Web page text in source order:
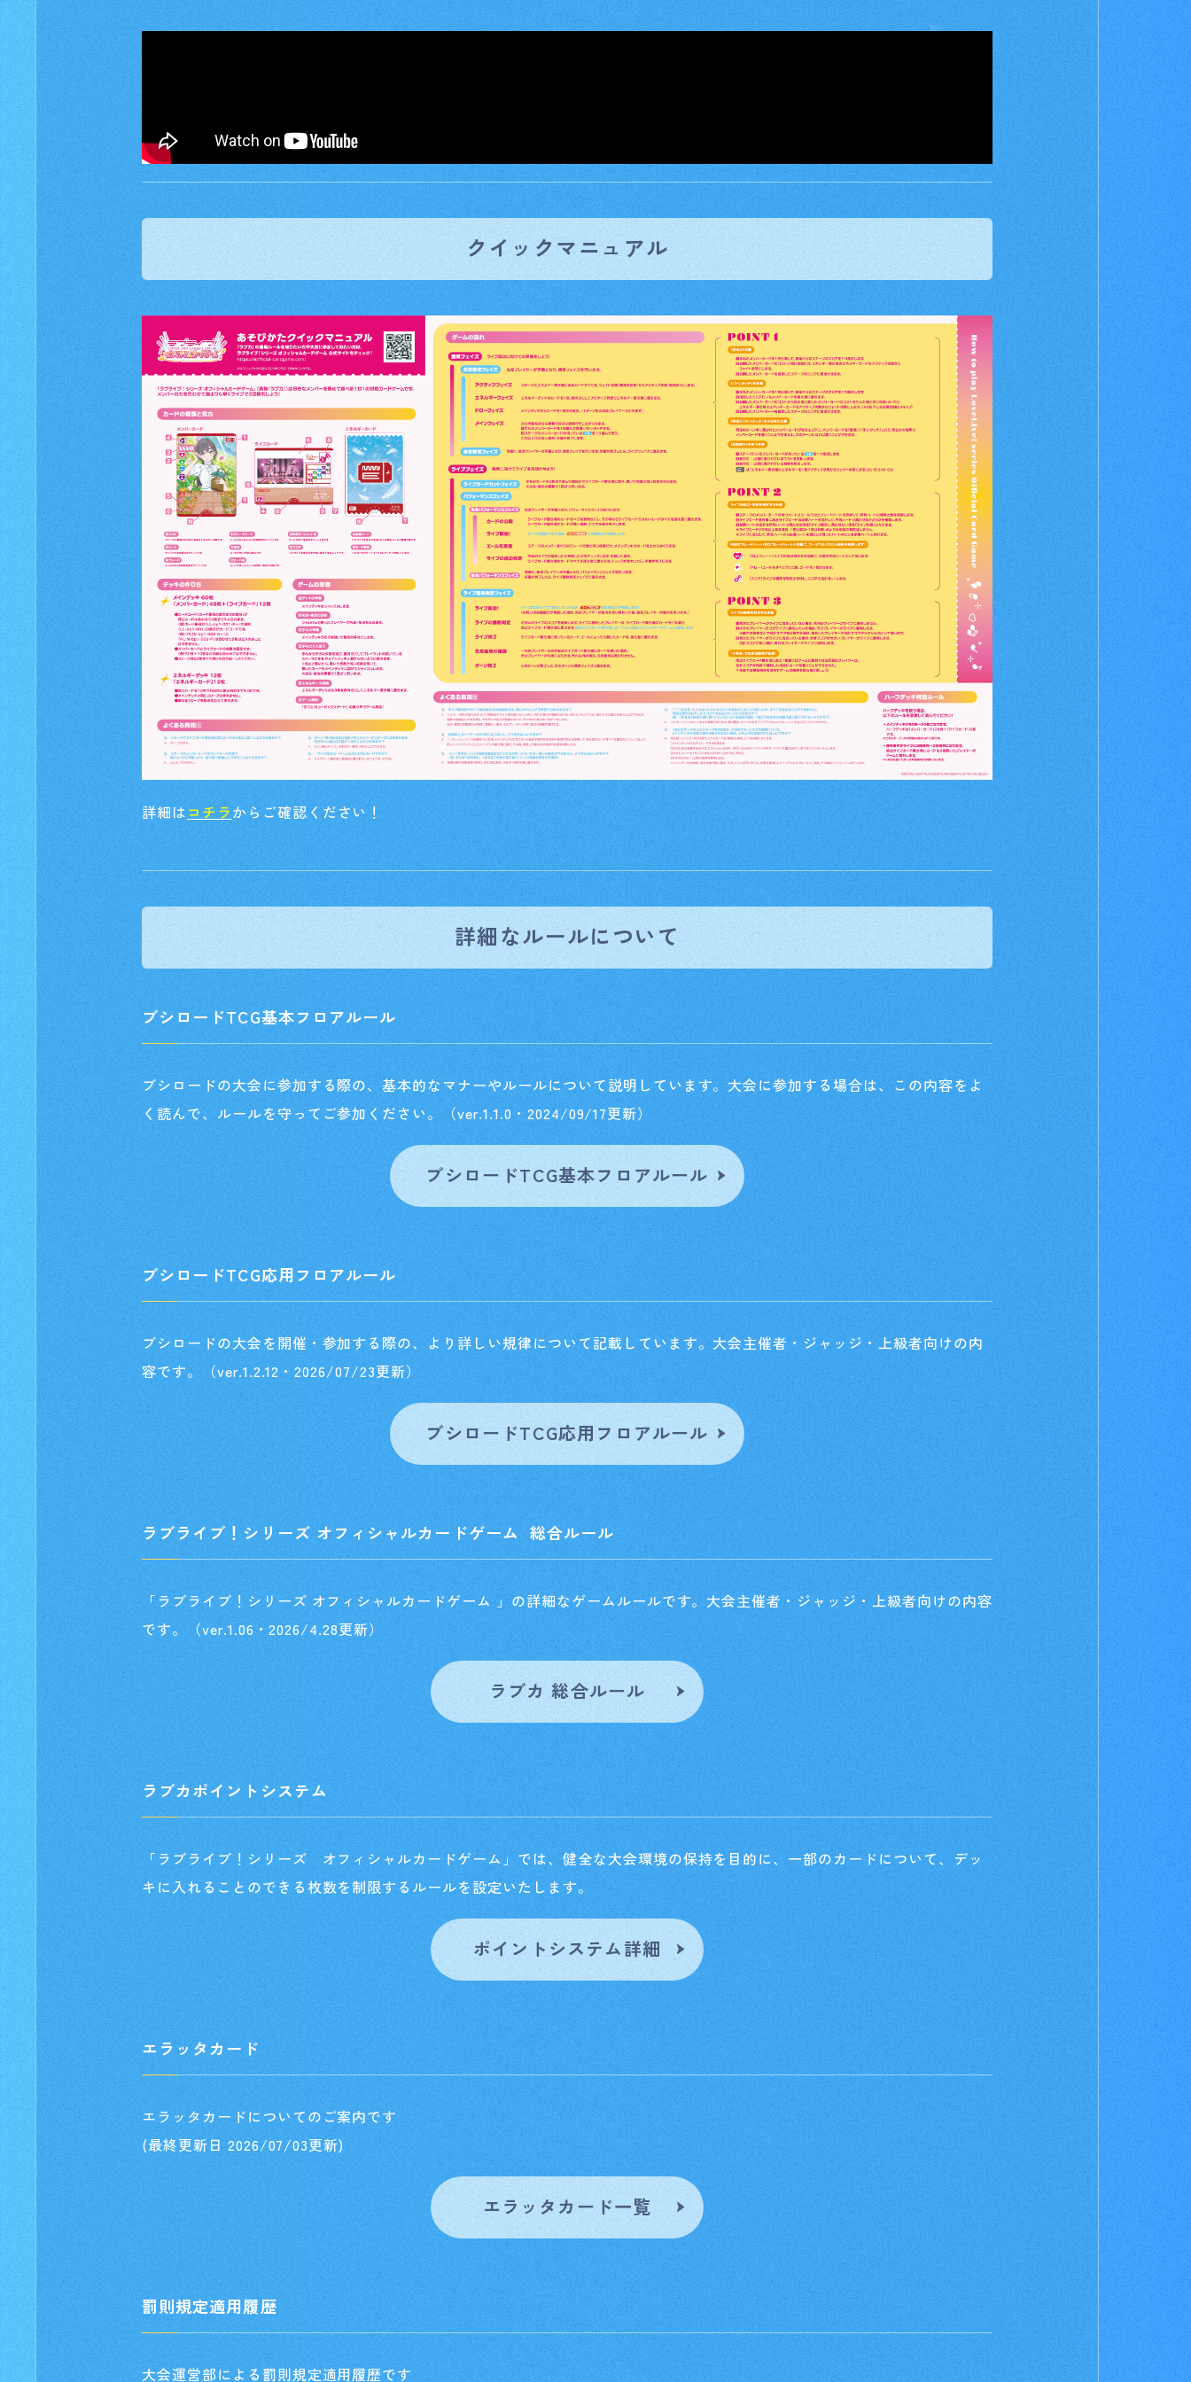
Home For Beginners
Rule/Q&A News
スケジュール
Event
イベント
Official
クイックマニュアル
詳細はコチラからご確認ください！
詳細なルールについて
ブシロードTCG基本フロアルール
ブシロードの大会に参加する際の、基本的なマナーやルールについて説明しています。 大会に参加する場合は、この内容をよ
く読んで、ルールを守ってご参加ください。（ver.1.1.0・2024/09/17更新）
ブシロードTCG基本フロアルール
ブシロードTCG応用フロアルール
ブシロードの大会を開催・参加する際の、より詳しい規律について記載しています。 大会主催者・ジャッジ・上級者向けの内
容です。（ver.1.2.12・2026/07/23更新）
ブシロードTCG応用フロアルール
ラブライブ！シリーズ オフィシャルカードゲーム 総合ルール
「ラブライブ！シリーズ オフィシャルカードゲーム 」の詳細なゲームルールです。 大会主催者・ジャッジ・上級者向けの内容
です。（ver.1.06・2026/4.28更新）
ラブカ 総合ルール
ラブカポイントシステム
「ラブライブ！シリーズ オフィシャルカードゲーム」では、健全な大会環境の保持を目的に、一部のカードについて、デッ
キに入れることのできる枚数を制限するルールを設定いたします。
ポイントシステム詳細
エラッタカード
エラッタカードについてのご案内です
(最終更新日 2026/07/03更新)
エラッタカード一覧
罰則規定適用履歴
大会運営部による罰則規定適用履歴です